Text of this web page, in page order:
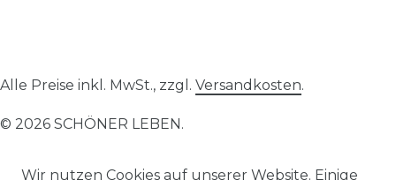
Wir nutzen Cookies auf unserer Website. Einige
Alle Preise inkl. MwSt., zzgl. Versandkosten.
© 2026 SCHÖNER LEBEN.